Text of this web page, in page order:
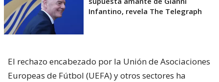
Infantino, revela The Telegraph
El rechazo encabezado por la Unión de Asociaciones
Europeas de Fútbol (UEFA) y otros sectores ha